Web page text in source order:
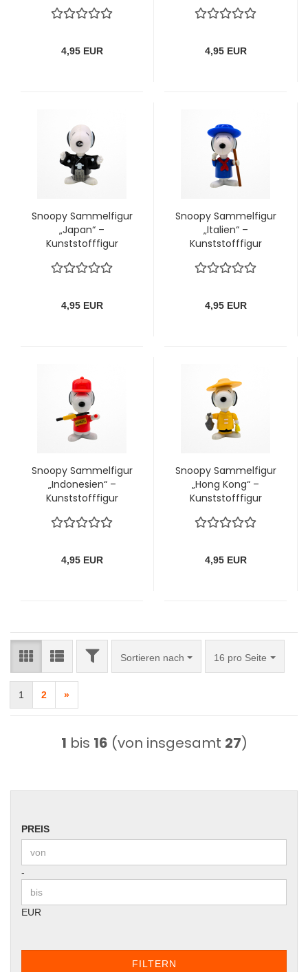
4,95 EUR 4,95 EUR
Snoopy Sammelfigur
„Japan“ –
Kunststofffigur
4,95 EUR
Snoopy Sammelfigur
„Italien“ –
Kunststofffigur
4,95 EUR
Snoopy Sammelfigur
„Indonesien“ –
Kunststofffigur
4,95 EUR
Snoopy Sammelfigur
„Hong Kong“ –
Kunststofffigur
4,95 EUR
FILTERSortieren nach
Sortieren nach 16 pro Seite
pro Seite
1 2 »
1 bis 16 (von insgesamt 27)
PREIS
PREIS
Preis bis
-
EUR
FILTERN